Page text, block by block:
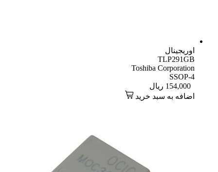
اوریجینال
TLP291GB
Toshiba Corporation
SSOP-4
154,000 ریال
اضافه به سبد خرید